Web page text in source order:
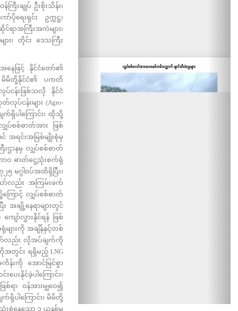
ြီးချုပ် ဦးစိုးသိန်း၊
ပိုရေးရှင်း ဥက္ကဋ္ဌ၊
င်ရာအကြီးအကဲများ၊
ား၊ တိုင်း ဒေသကြီး
နေဖြင့် နိုင်ငံတော်၏
၊ မိမိတို့နိုင်ငံ၏ ပကတိ
ပ်ငန်းဖြစ်သလို နိုင်ငံ
ပ်ငန်းများ (Agro-
က်ရှိပါကြောင်း၊ ထိုသို့
စ်ဓာတ်အား ဖြစ်
ရင်းအမြစ်မျိုးစုံမှ
ဌာနမှ လျှပ်စစ်ဓာတ်
ဝ ဓာတ်ငွေ့သုံးစက်ရုံ
မဂ္ဂါဝပ်အထိရှိပြီး၊
ော်လည်း အကြမ်းဖက်
ြောင့် လျှပ်စစ်ဓာတ်
အချို့နေရာများတွင်
ျော်လွှားနိုင်ရန် ဖြစ်
များကို အချိန်နှင့်တစ်
ော်လည်း လိုအပ်ချက်ကို
အတွင်း ရရှိမည့် LNG
န်းကို အောင်မြင်စွာ
းနိုင်ခဲ့ပါကြောင်း၊
ရာ ဝန်အားမျှဝေ၍
ရှိပါကြောင်း၊ မိမိတို့
းစွဲနေသော ၁ ယူနစ်မှ